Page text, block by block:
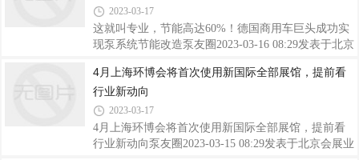
国多特蒙德。在全球60多个国家设有分公司，全球雇
员达到7500人。威乐（中国）水泵系统有限公司
（Wilo China Ltd,.）是其在中国的子公司。来源：威
热效率低、高耗能、高污染等问题就会倒逼许多地区
采取调整能源结构的措施，以期采用清洁能源
2023-03-17
这就叫专业，节能高达60%！德国商用车巨头成功实
现泵系统节能改造泵友圈2023-03-16 08:29发表于北京
的商用车制造商之一，在全球拥有 40 多家工厂和超
过 10 万名员工。位于德国卡塞尔市的梅赛德斯-奔驰
工厂是该公司生产传统商用车车桥和电力驱动系统的
全球卓越中心。2022 年 6 月，戴姆勒卡车发布了首
份可持续发展报告，明确阐述了公司关注整体可持续
4月上海环博会将首次使用新国际全部展馆，提前看
行业新动向
2023-03-17
4月上海环博会将首次使用新国际全部展馆，提前看
行业新动向泵友圈2023-03-15 08:29发表于北京会展业